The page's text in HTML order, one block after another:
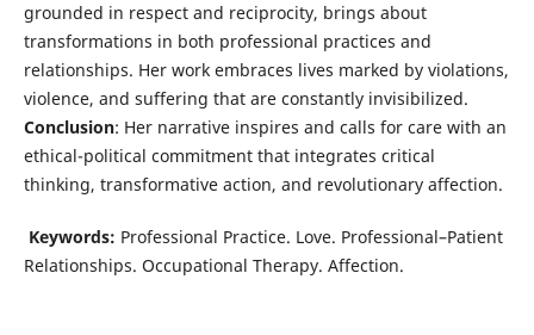
grounded in respect and reciprocity, brings about
transformations in both professional practices and
relationships. Her work embraces lives marked by violations,
violence, and suffering that are constantly invisibilized.
Conclusion: Her narrative inspires and calls for care with an
ethical-political commitment that integrates critical
thinking, transformative action, and revolutionary affection.
Keywords: Professional Practice. Love. Professional–Patient
Relationships. Occupational Therapy. Affection.